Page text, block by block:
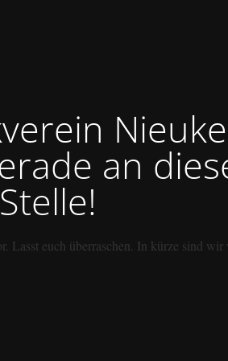
an
Stelle!
Lasst euch überraschen. In kürze sind wir